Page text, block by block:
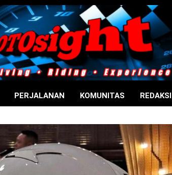
PERJALANAN KOMUNITAS REDAKSI